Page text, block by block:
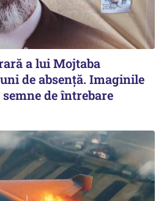
a lui Mojtaba
de absență. Imaginile
de întrebare